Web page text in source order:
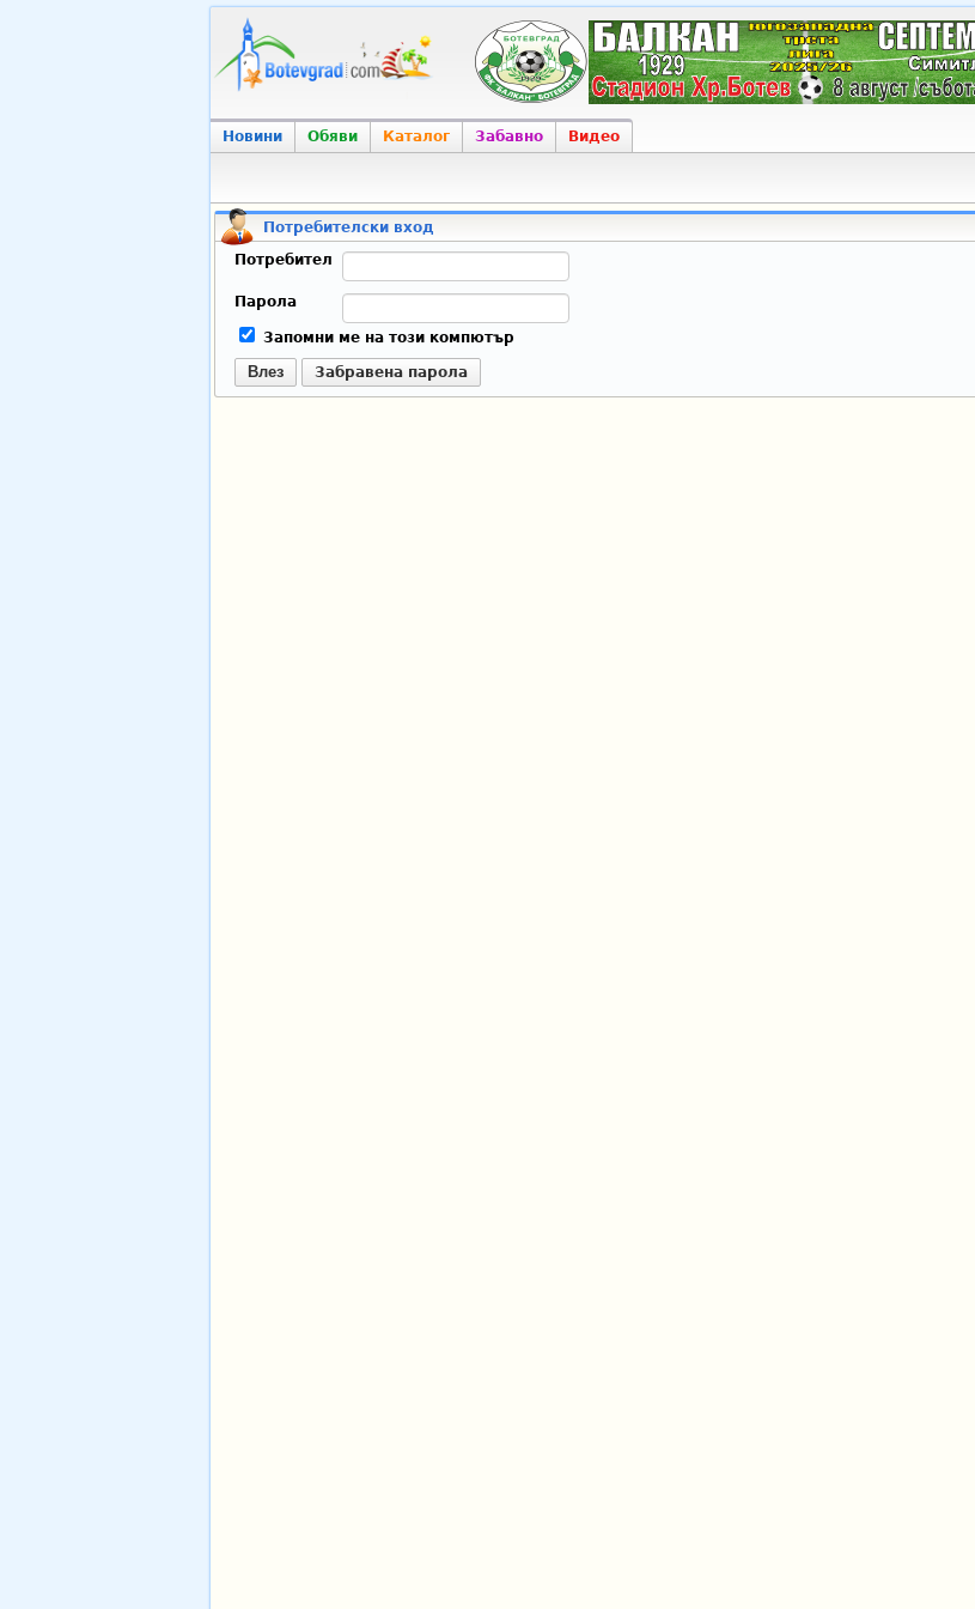
Новини Обяви Каталог Забавно Видео
Потребителски вход
Потребител
Парола
Запомни ме на този компютър
Влез Забравена парола